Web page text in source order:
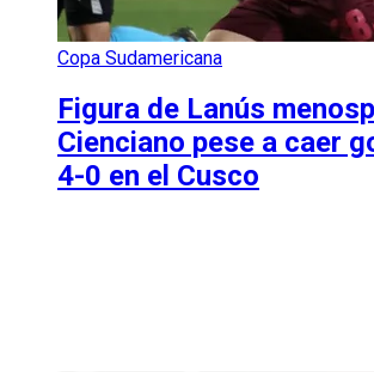
Copa Sudamericana
Figura de Lanús
Cienciano pese a caer
4-0 en el Cusco